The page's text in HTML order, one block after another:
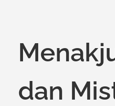
dan